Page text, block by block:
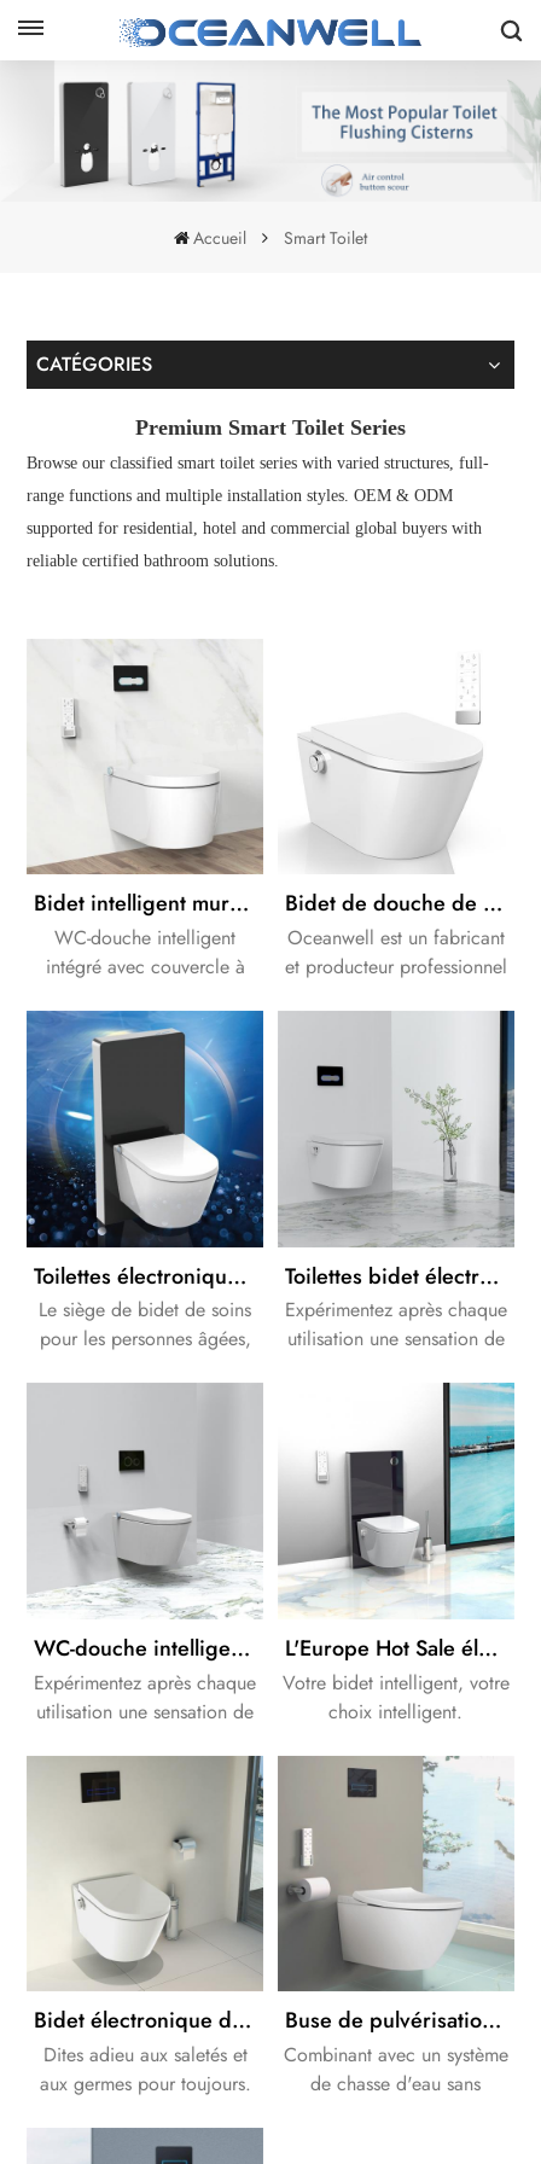
Accueil Smart Toilet
CATÉGORIES
Premium Smart Toilet Series
Browse our classified smart toilet series with varied structures, full-
range functions and multiple installation styles. OEM & ODM
supported for residential, hotel and commercial global buyers with
reliable certified bathroom solutions.
Bidet intelligent mural intégré Air Gap
WC-douche intelligent
intégré avec couvercle à
PP. Combine la céramique
traditionnelle et le bidet,
offrant l'expérience de
lavage et de séchage la
plus confortable à votre
zone intime.
Bidet de douche de toilette intelligent électronique avec réservoir d'armoire pneumatique en verre blanc
Oceanwell est un fabricant
et producteur professionnel
terme avec les grandes
marques de bidets du
monde entier.
Toilettes électroniques de bidet de douche d'OEM/ODM avec la citerne en verre noire d'armoire
Le siège de bidet de soins
pour les personnes âgées,
Toilettes bidet électroniques de style allemand avec système de chasse d'eau encastré en option
Expérimentez après chaque
utilisation une sensation de
agréable. Ce procédé est
également plus efficace et
plus sain que le nettoyage
avec du papier toilette.
WC-douche intelligent avec réservoir pneumatique encastré
Expérimentez après chaque
utilisation une sensation de
agréable. Ce procédé est
également plus efficace et
plus sain que le nettoyage
avec du papier toilette.
L'Europe Hot Sale électronique Bide douche toilettes avec armoire citerne
Votre bidet intelligent, votre
choix intelligent.
Bidet électronique de douche intelligent de bidet électronique de bâti de mur d'OEM/ODM
Dites adieu aux saletés et
aux germes pour toujours.
Buse de pulvérisation entièrement autonettoyante laveuse à pulvérisation personnelle intégrée smart tolet
Combinant avec un système
de chasse d'eau sans